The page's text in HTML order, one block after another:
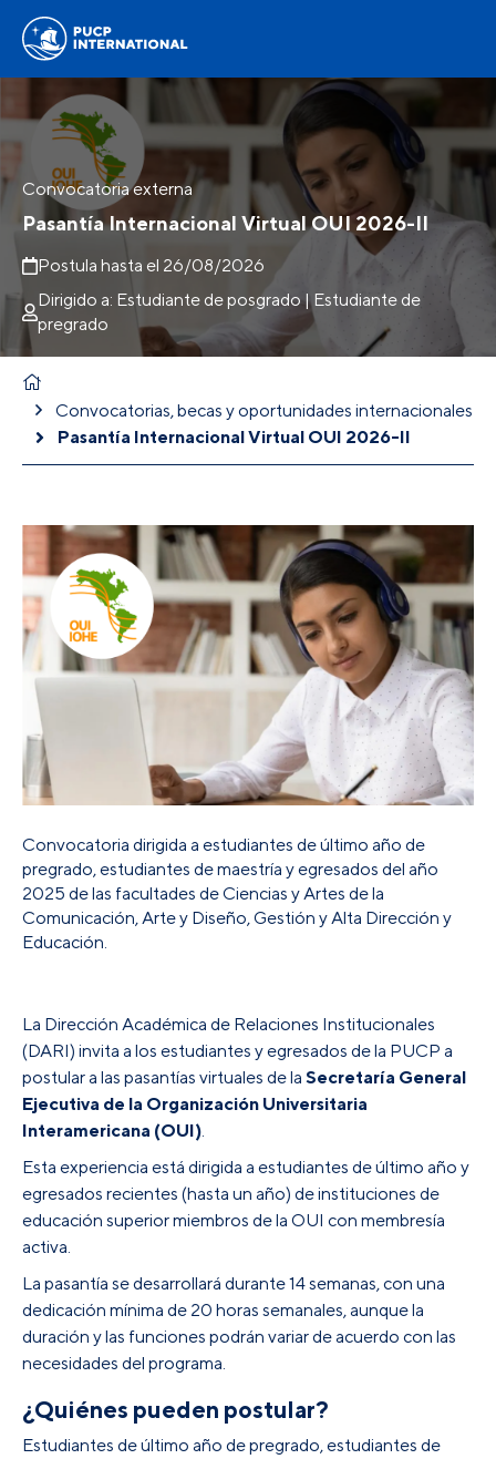
Convocatoria externa
Pasantía Internacional Virtual OUI 2026-II
Postula hasta el 26/08/2026
Dirigido a: Estudiante de posgrado | Estudiante de
pregrado
Convocatorias, becas y oportunidades internacionales
Pasantía Internacional Virtual OUI 2026-II
Convocatoria dirigida a estudiantes de último año de
pregrado, estudiantes de maestría y egresados del año
2025 de las facultades de Ciencias y Artes de la
Comunicación, Arte y Diseño, Gestión y Alta Dirección y
Educación.
La Dirección Académica de Relaciones Institucionales
(DARI) invita a los estudiantes y egresados de la PUCP a
postular a las pasantías virtuales de la Secretaría General
Ejecutiva de la Organización Universitaria
Interamericana (OUI).
Esta experiencia está dirigida a estudiantes de último año y
egresados recientes (hasta un año) de instituciones de
educación superior miembros de la OUI con membresía
activa.
La pasantía se desarrollará durante 14 semanas, con una
dedicación mínima de 20 horas semanales, aunque la
duración y las funciones podrán variar de acuerdo con las
necesidades del programa.
¿Quiénes pueden postular?
Estudiantes de último año de pregrado, estudiantes de